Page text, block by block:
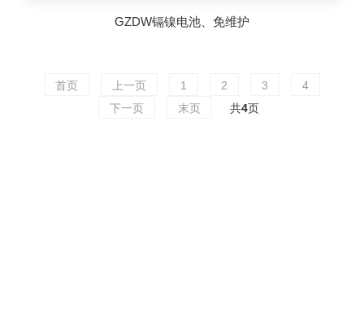
GZDW镉镍电池、免维护
首页 上一页 1 2 3
4
下一页
末页 共4页